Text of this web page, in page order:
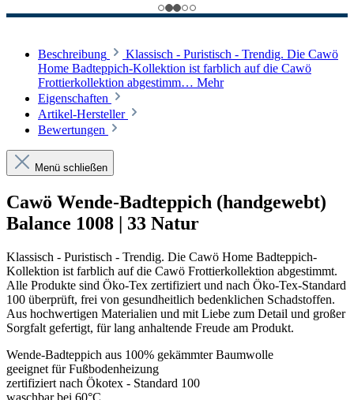
Beschreibung
Klassisch - Puristisch - Trendig. Die Cawö
Home Badteppich-Kollektion ist farblich auf die Cawö
Frottierkollektion abgestimm… Mehr
Eigenschaften
Artikel-Hersteller
Bewertungen
Menü schließen
Cawö Wende-Badteppich (handgewebt)
Balance 1008 | 33 Natur
Klassisch - Puristisch - Trendig. Die Cawö Home Badteppich-
Kollektion ist farblich auf die Cawö Frottierkollektion abgestimmt.
Alle Produkte sind Öko-Tex zertifiziert und nach Öko-Tex-Standard
100 überprüft, frei von gesundheitlich bedenklichen Schadstoffen.
Aus hochwertigen Materialien und mit Liebe zum Detail und großer
Sorgfalt gefertigt, für lang anhaltende Freude am Produkt.
Wende-Badteppich aus 100% gekämmter Baumwolle
geeignet für Fußbodenheizung
zertifiziert nach Ökotex - Standard 100
waschbar bei 60°C